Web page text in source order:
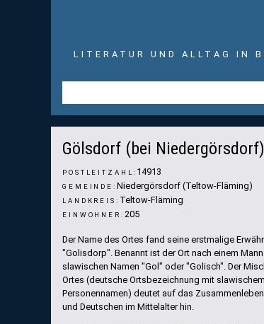
LITERATUR UND ALLTAG IN
Foto: Wikipedia (Clemensfranz)
Gölsdorf (bei Niedergörsdorf)
POSTLEITZAHL: 14913
GEMEINDE: Niedergörsdorf (Teltow-Fläming)
LANDKREIS: Teltow-Fläming
EINWOHNER: 205
Der Name des Ortes fand seine erstmalige
"Golisdorp". Benannt ist der Ort nach einem
slawischen Namen "Gol" oder "Golisch". Der
Ortes (deutsche Ortsbezeichnung mit slawischem
Personennamen) deutet auf das
und Deutschen im Mittelalter hin.